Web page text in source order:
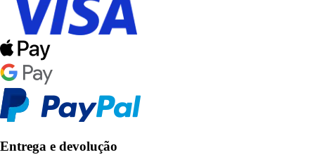
Entrega e devolução